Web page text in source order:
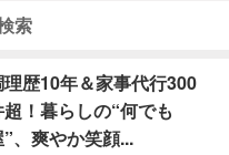
索
理歴10年＆家事代行300
！暮らしの“何でも
”、爽やか笑顔...